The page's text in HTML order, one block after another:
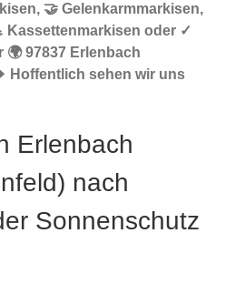
🤝 Gelenkarmmarkisen,
Kassettenmarkisen oder ✓
🌍 97837 Erlenbach
Hoffentlich sehen wir uns
Erlenbach
nach
Sonnenschutz